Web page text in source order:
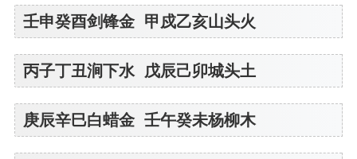
壬申癸酉剑锋金 甲戍乙亥山头火
丙子丁丑涧下水 戊辰己卯城头土
庚辰辛巳白蜡金 壬午癸未杨柳木